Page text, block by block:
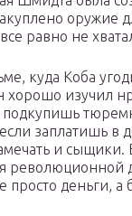
оружие
равно не
куда Коба
хорошо изучил
заплатишь в
и сыщики.
революционной
просто деньги, а